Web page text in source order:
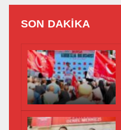
SON DAKİKA